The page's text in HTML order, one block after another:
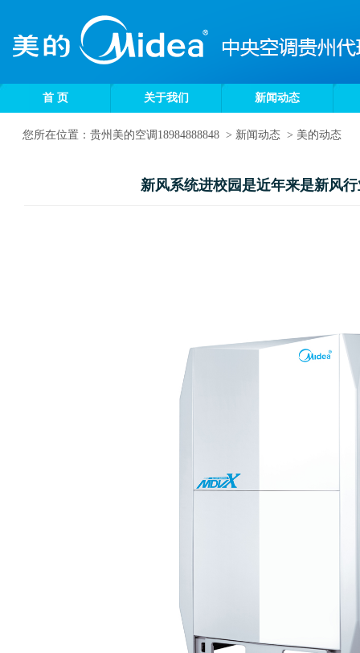
首 页 关于我们 新闻动态
您所在位置： 贵州美的空调18984888848 > 新闻动态 > 美的动态
新风系统进校园是近年来是新风